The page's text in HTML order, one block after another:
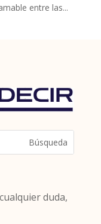
entre las...
duda,